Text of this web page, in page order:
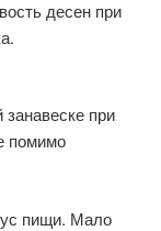
десен при
при
помимо
пищи. Мало